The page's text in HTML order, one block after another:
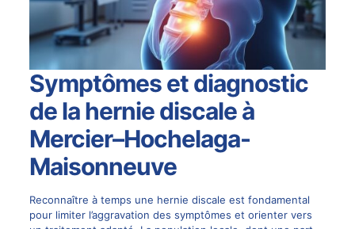
Symptômes et diagnostic
de la hernie discale à
Mercier–Hochelaga-
Maisonneuve
Reconnaître à temps une hernie discale est fondamental
pour limiter l’aggravation des symptômes et orienter vers